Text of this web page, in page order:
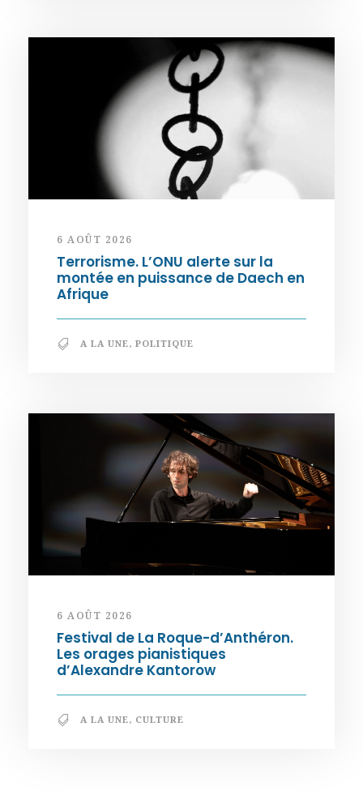
6 AOÛT 2026
Terrorisme. L’ONU alerte sur la
montée en puissance de Daech en
Afrique
A LA UNE, POLITIQUE
6 AOÛT 2026
Festival de La Roque-d’Anthéron.
Les orages pianistiques
d’Alexandre Kantorow
A LA UNE, CULTURE